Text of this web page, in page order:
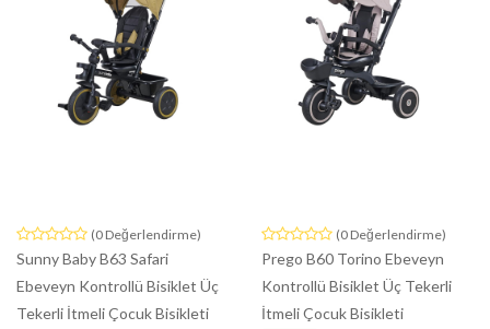
(0 Değerlendirme)
Sunny Baby B63 Safari
Ebeveyn Kontrollü Bisiklet Üç
Tekerli İtmeli Çocuk Bisikleti
(0 Değerlendirme)
Prego B60 Torino Ebeveyn
Kontrollü Bisiklet Üç Tekerli
İtmeli Çocuk Bisikleti